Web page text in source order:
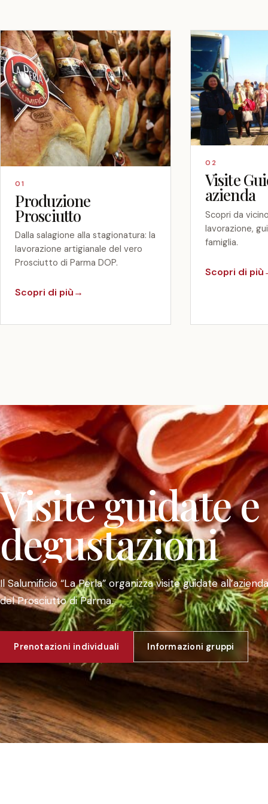
Scopri di più
01
Produzione
Prosciutto
Dalla salagione alla stagionatura: la
lavorazione artigianale del vero
Prosciutto di Parma DOP.
Scopri di più→
02
Visite
azienda
Scopri da
lavorazione,
famiglia.
Scopri di più
Visiteguidatee
degustazioni
Il Salumificio “La Perla” organizza visite guidate
del Prosciutto di Parma.
Prenotazioni individuali Informazioni gruppi